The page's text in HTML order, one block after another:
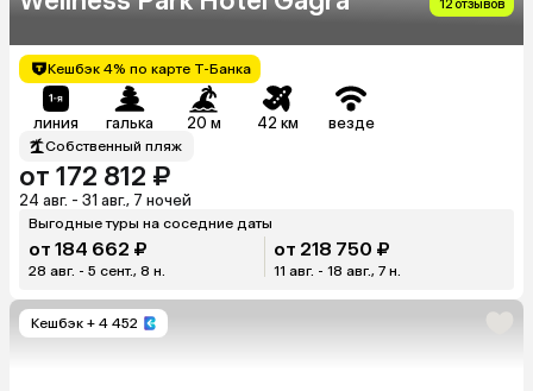
12 отзывов
Кешбэк 4% по карте Т-Банка
линия галька 20 м 42 км везде
Собственный пляж
от 172 812 ₽
24 авг. - 31 авг., 7 ночей
Выгодные туры на соседние даты
от 184 662 ₽
28 авг. - 5 сент., 8 н.
от 218 750 ₽
11 авг. - 18 авг., 7 н.
Кешбэк + 4 452